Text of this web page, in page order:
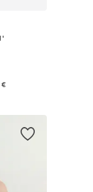
43-46
€